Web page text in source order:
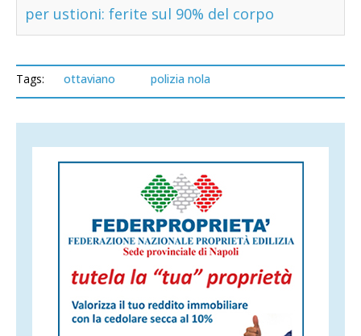
per ustioni: ferite sul 90% del corpo
Tags: ottaviano polizia nola